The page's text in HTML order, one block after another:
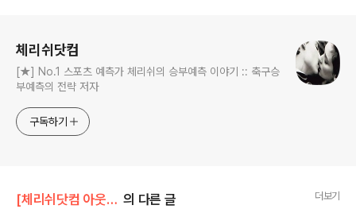
체리쉬닷컴
[★] No.1 스포츠 예측가 체리쉬의 승부예측 이야기 :: 축구승
부예측의 전략 저자
구독하기
[체리쉬닷컴 아웃사이드]/자유로운 이야기 의 다른 글 더보기